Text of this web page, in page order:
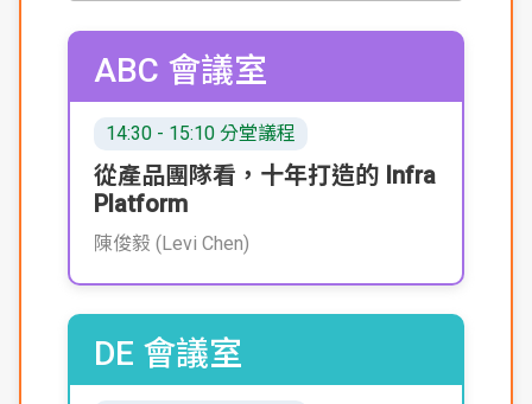
ABC 會議室
14:30 - 15:10 分堂議程
從產品團隊看，十年打造的 Infra
Platform
陳俊毅 (Levi Chen)
DE 會議室